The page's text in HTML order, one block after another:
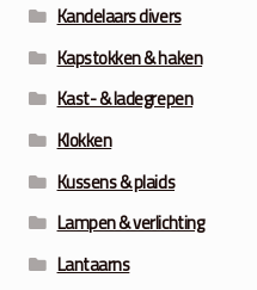
Kandelaars divers
Kapstokken & haken
Kast- & ladegrepen
Klokken
Kussens & plaids
Lampen & verlichting
Lantaarns